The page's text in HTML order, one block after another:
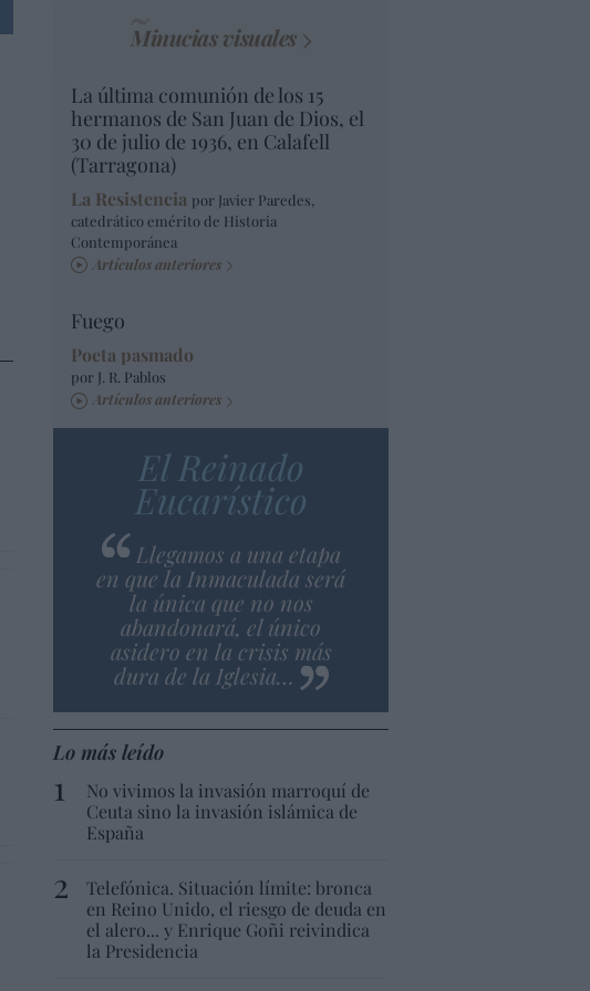
Minucias visuales
La última comunión de los 15
hermanos de San Juan de Dios, el
30 de julio de 1936, en Calafell
(Tarragona)
La Resistencia por Javier Paredes,
catedrático emérito de Historia
Contemporánea
Artículos anteriores
Fuego
Poeta pasmado
por J. R. Pablos
Artículos anteriores
El Reinado
Eucarístico
Llegamos a una etapa
en que la Inmaculada será
la única que no nos
abandonará, el único
asidero en la crisis más
dura de la Iglesia…
Lo más leído
No vivimos la invasión marroquí de
Ceuta sino la invasión islámica de
España
Telefónica. Situación límite: bronca
en Reino Unido, el riesgo de deuda en
el alero... y Enrique Goñi reivindica
la Presidencia